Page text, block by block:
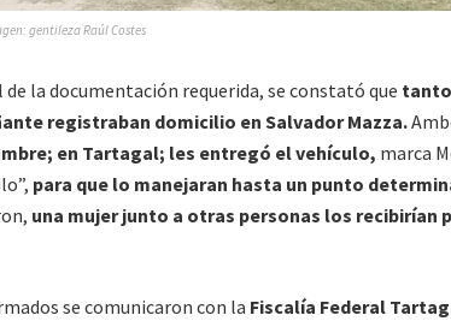
gentileza Raúl Costes
la documentación requerida, se constató que
registraban domicilio en Salvador Mazza.
en Tartagal; les entregó el vehículo, marca
para que lo manejaran hasta un punto
una mujer junto a otras personas los recibirían
se comunicaron con la Fiscalía Federal